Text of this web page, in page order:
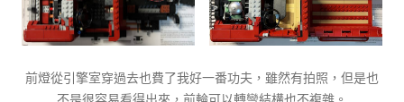
前燈從引擎室穿過去也費了我好一番功夫，雖然有拍照，但是也